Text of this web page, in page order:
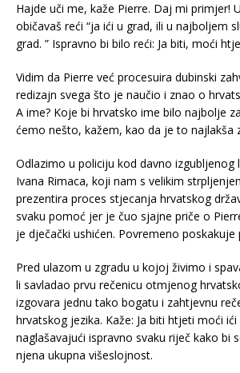
Hajde uči me, kaže Pierre. Daj mi primjer!
običavaš reći “ja ići u grad, ili u najboljem
grad. ” Ispravno bi bilo reći: Ja biti, moći
Vidim da Pierre već procesuira dubinski
redizajn svega što je naučio i znao o
A ime? Koje bi hrvatsko ime bilo najbolje
ćemo nešto, kažem, kao da je to najlakša
Odlazimo u policiju kod davno izgubljenog
Ivana Rimaca, koji nam s velikim
prezentira proces stjecanja hrvatskog
svaku pomoć jer je čuo sjajne priče o
je dječački ushićen. Povremeno poskakuje
Pred ulazom u zgradu u kojoj živimo i
li savladao prvu rečenicu otmjenog
izgovara jednu tako bogatu i zahtjevnu
hrvatskog jezika. Kaže: Ja biti htjeti moći ići
naglašavajući ispravno svaku riječ kako bi
njena ukupna višeslojnost.